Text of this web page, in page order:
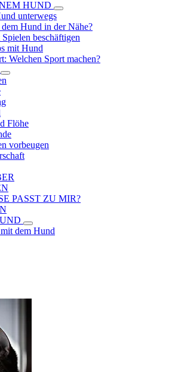
HUND
unterwegs
Hund in der Nähe?
beschäftigen
mit Hund
Welchen Sport machen?
Flöhe
vorbeugen
PASST ZU MIR?
dem Hund